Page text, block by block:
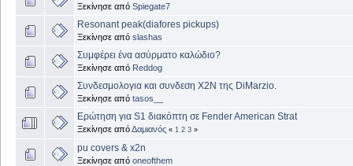
Ξεκίνησε από Spiegate7
Resonant peak(diafores pickups)
Ξεκίνησε από slashas
Συμφέρει ένα ασύρματο καλώδιο?
Ξεκίνησε από Reddog
Συνδεσμολογια και συνδεση Χ2Ν της DiMarzio.
Ξεκίνησε από tasos__
Ερώτηση για S1 διακόπτη σε Fender American Strat
Ξεκίνησε απόΔαμιανός « 1 2 3 »
pu covers & x2n
Ξεκίνησε από oneofthem